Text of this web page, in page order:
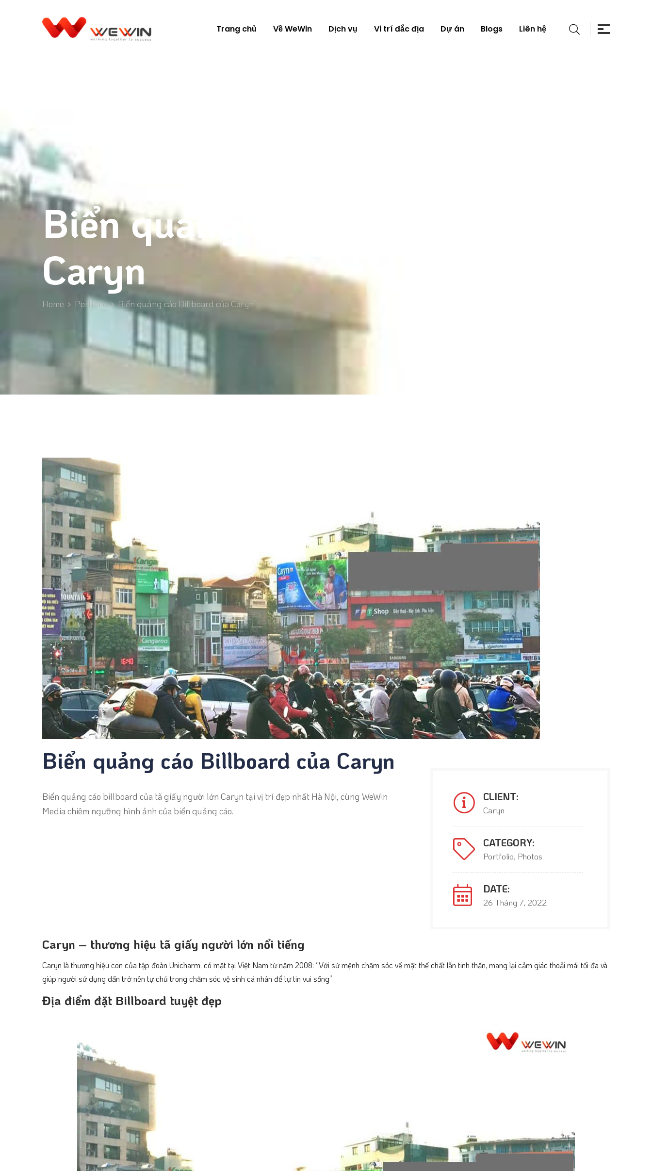
Trang chủ Về WeWin Dịch vụ Vi trí đắc địa Dự án Blogs Liên hệ
Biển quảng cáo Billboard của
Caryn
Home Portfolio Biển quảng cáo Billboard của Caryn
Biển quảng cáo Billboard của Caryn
Biển quảng cáo billboard của tã giấy người lớn Caryn tại vị trí đẹp nhất Hà Nội, cùng WeWin
Media chiêm ngưỡng hình ảnh của biển quảng cáo.
CLIENT:
Caryn
CATEGORY:
Portfolio, Photos
DATE:
26 Tháng 7, 2022
Caryn – thương hiệu tã giấy người lớn nổi tiếng
Caryn là thương hiệu con của tập đoàn Unicharm, có mặt tại Việt Nam từ năm 2008: “Với sứ mệnh chăm sóc về mặt thể chất lẫn tinh thần, mang lại cảm giác thoải mái tối đa và
giúp người sử dụng dần trở nên tự chủ trong chăm sóc vệ sinh cá nhân để tự tin vui sống”
Địa điểm đặt Billboard tuyệt đẹp